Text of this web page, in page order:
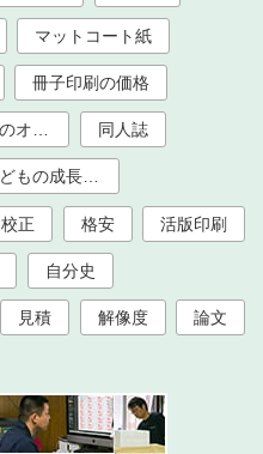
マットコート紙
冊子印刷の価格
印刷製本のオプション加工 同人誌
子どもの成長記録
校正 格安 活版印刷
自分史
見積 解像度 論文